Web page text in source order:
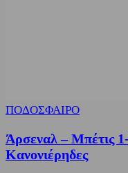
ΠΟΔΟΣΦΑΙΡΟ
Άρσεναλ – Μπέτις
Κανονιέρηδες